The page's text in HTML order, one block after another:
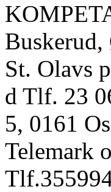
St. Olavs
d Tlf. 23
5, 0161
Telemark